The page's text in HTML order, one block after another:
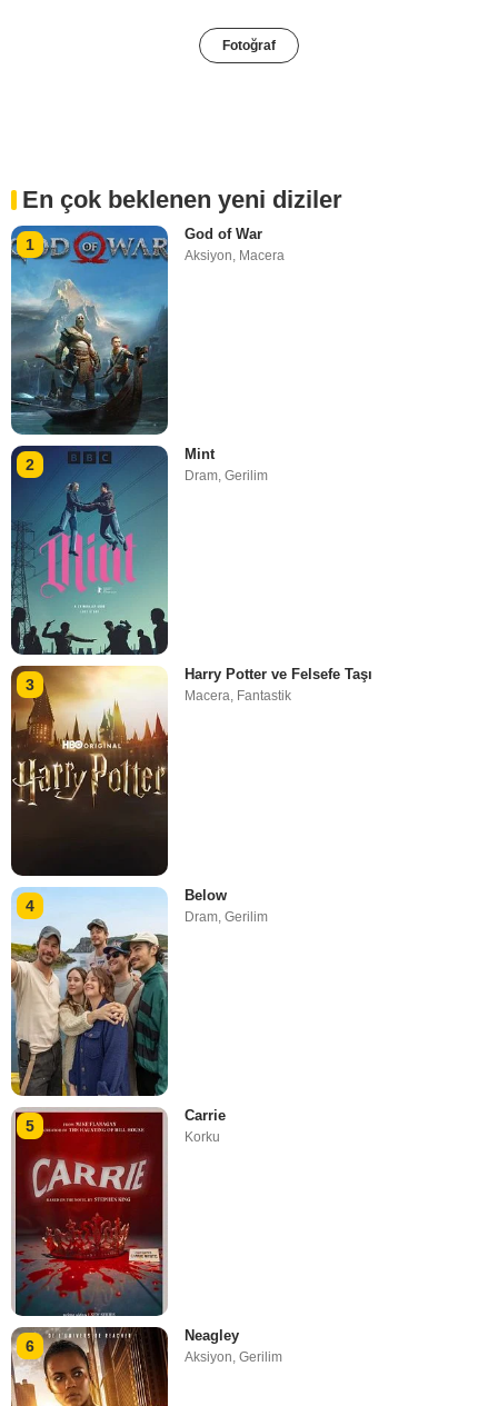
Fotoğraf
En çok beklenen yeni diziler
1
God of War
Aksiyon Macera
2
Mint
Dram,Gerilim
3
Harry Potter ve Felsefe Taşı
Macera, Fantastik
4
Below
Dram ,Gerilim
5
Carrie
Korku
6
Neagley
Aksiyon,Gerilim